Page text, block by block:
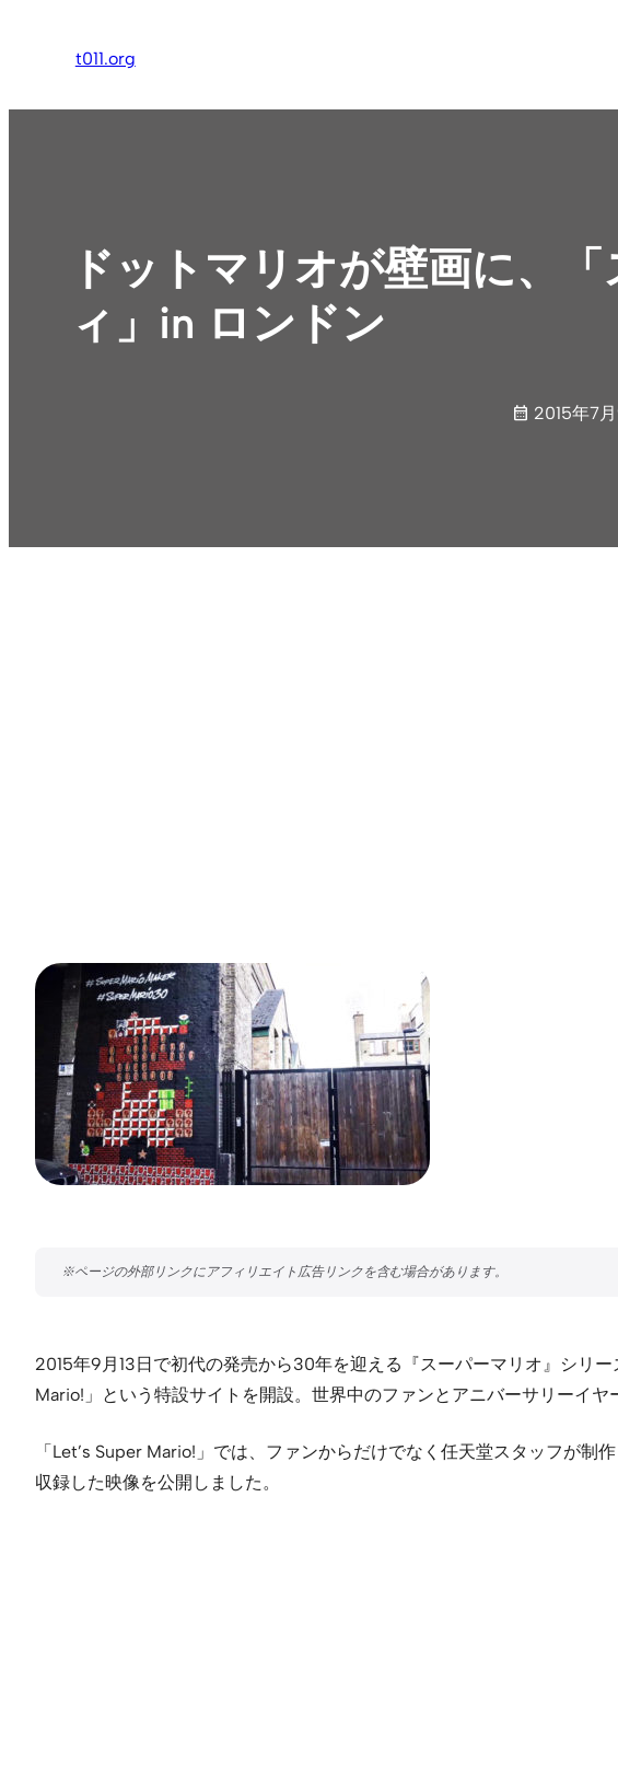
ス
t011.org
ドットマリオが壁画に、
ィ」in ロンドン
2015年7
2015年9月13日で初代の発売から30年を迎える『スーパーマリオ』シリ
Mario!」という特設サイトを開設。世界中のファンとアニバーサリーイヤ
「Let’s Super Mario!」では、ファンからだけでなく任天堂スタッフが
収録した映像を公開しました。